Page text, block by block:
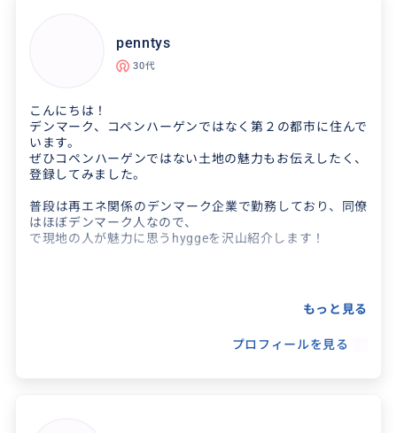
〇視察（教育関係、自治体、政府機関、施設、
一般企業、団体・協会、専門家等） 〇調査（研
究、ビジネス、シンクタンク等） 〇留学、移
住、起業、インタ...
クチコミ
2025/10/13
penntys
30代
こんにちは！
デンマーク、コペンハーゲンではなく第２の都市に住んで
います。
ぜひコペンハーゲンではない土地の魅力もお伝えしたく、
登録してみました。
普段は再エネ関係のデンマーク企業で勤務しており、同僚
はほぼデンマーク人なので、
で現地の人が魅力に思うhyggeを沢山紹介します！
もっと見る
プロフィールを見る